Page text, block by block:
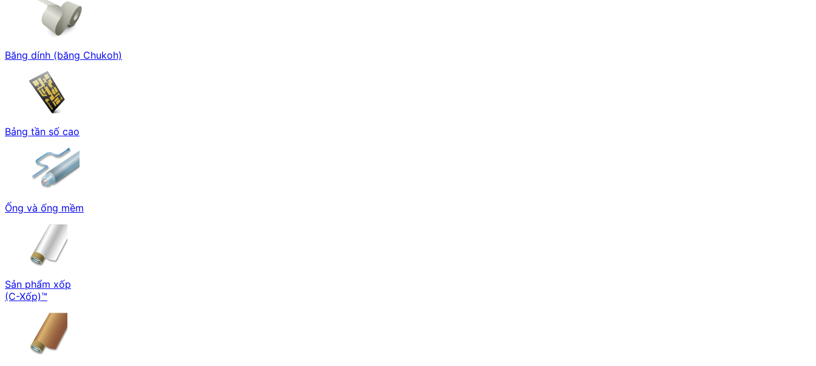
Băng dính (băng Chukoh)
Bảng tần số cao
Ống và ống mềm
Sản phẩm xốp
(C-Xốp)™